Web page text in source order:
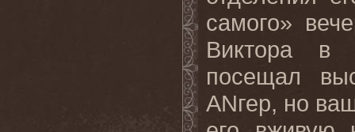
самого»
Виктора в
посещал
ANгер, но